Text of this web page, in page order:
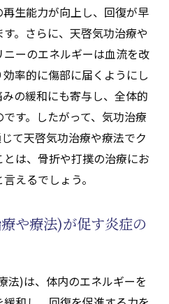
生能力が向上し、回復が早
。さらに、天啓気功治療や
ーのエネルギーは血流を改
率的に傷部に届くようにし
の緩和にも寄与し、全体的
す。したがって、気功治療
て天啓気功治療や療法でク
は、骨折や打撲の治療にお
えるでしょう。
や療法)が促す炎症の
法)は、体内のエネルギーを